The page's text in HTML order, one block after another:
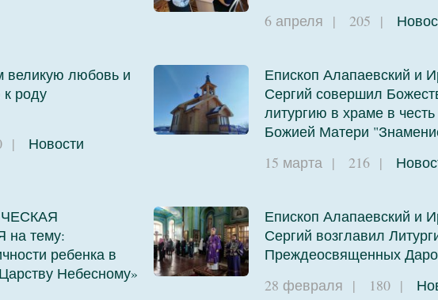
6 апреля | 205 |
любовь и
роду
| Новости
Епископ Алапаевский и
Сергий совершил
литургию в храме в
Божией Матери
15 марта | 216 |
тему:
ребенка в
Небесному»
Епископ Алапаевский и
Сергий возглавил
Преждеосвященных
28 февраля | 180 |